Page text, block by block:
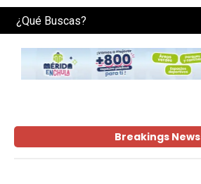
Search
Breakings News